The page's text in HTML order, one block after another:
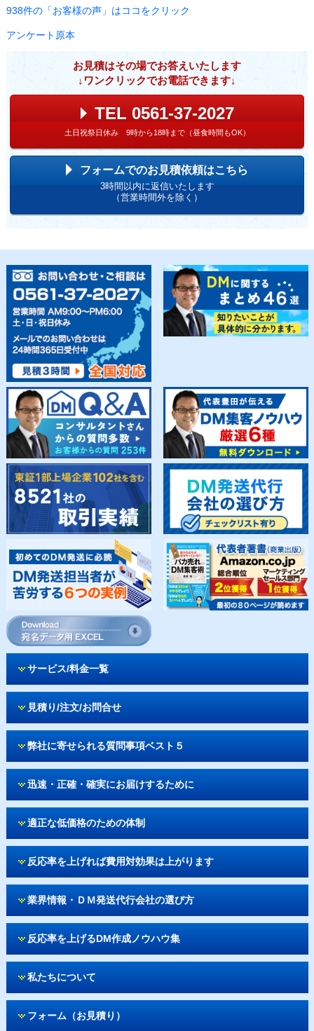
938件の「お客様の声」はココをクリック
アンケート原本
お見積はその場でお答えいたします
↓ワンクリックでお電話できます↓
TEL 0561-37-2027
土日祝祭日休み 9時から18時まで（昼食時間もOK）
フォームでのお見積依頼はこちら
3時間以内に返信いたします
（営業時間外を除く）
サービス/料金一覧
見積り/注文/お問合せ
弊社に寄せられる質問事項ベスト５
迅速・正確・確実にお届けするために
適正な低価格のための体制
反応率を上げれば費用対効果は上がります
業界情報・ＤＭ発送代行会社の選び方
反応率を上げるDM作成ノウハウ集
私たちについて
フォーム（お見積り）